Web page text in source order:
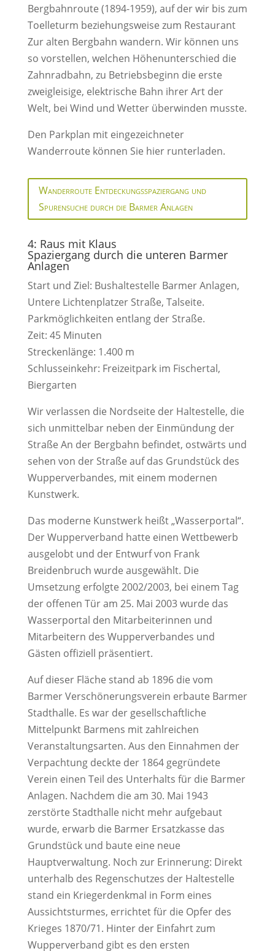
Bergbahnroute (1894-1959), auf der wir bis zum
Toelleturm beziehungsweise zum Restaurant
Zur alten Bergbahn wandern. Wir können uns
so vorstellen, welchen Höhenunterschied die
Zahnradbahn, zu Betriebsbeginn die erste
zweigleisige, elektrische Bahn ihrer Art der
Welt, bei Wind und Wetter überwinden musste.
Den Parkplan mit eingezeichneter
Wanderroute können Sie hier runterladen.
Wanderroute Entdeckungsspaziergang und
Spurensuche durch die Barmer Anlagen
4: Raus mit Klaus
Spaziergang durch die unteren Barmer
Anlagen
Start und Ziel: Bushaltestelle Barmer Anlagen,
Untere Lichtenplatzer Straße, Talseite.
Parkmöglichkeiten entlang der Straße.
Zeit: 45 Minuten
Streckenlänge: 1.400 m
Schlusseinkehr: Freizeitpark im Fischertal,
Biergarten
Wir verlassen die Nordseite der Haltestelle, die
sich unmittelbar neben der Einmündung der
Straße An der Bergbahn befindet, ostwärts und
sehen von der Straße auf das Grundstück des
Wupperverbandes, mit einem modernen
Kunstwerk.
Das moderne Kunstwerk heißt „Wasserportal“.
Der Wupperverband hatte einen Wettbewerb
ausgelobt und der Entwurf von Frank
Breidenbruch wurde ausgewählt. Die
Umsetzung erfolgte 2002/2003, bei einem Tag
der offenen Tür am 25. Mai 2003 wurde das
Wasserportal den Mitarbeiterinnen und
Mitarbeitern des Wupperverbandes und
Gästen offiziell präsentiert.
Auf dieser Fläche stand ab 1896 die vom
Barmer Verschönerungsverein erbaute Barmer
Stadthalle. Es war der gesellschaftliche
Mittelpunkt Barmens mit zahlreichen
Veranstaltungsarten. Aus den Einnahmen der
Verpachtung deckte der 1864 gegründete
Verein einen Teil des Unterhalts für die Barmer
Anlagen. Nachdem die am 30. Mai 1943
zerstörte Stadthalle nicht mehr aufgebaut
wurde, erwarb die Barmer Ersatzkasse das
Grundstück und baute eine neue
Hauptverwaltung. Noch zur Erinnerung: Direkt
unterhalb des Regenschutzes der Haltestelle
stand ein Kriegerdenkmal in Form eines
Aussichtsturmes, errichtet für die Opfer des
Krieges 1870/71. Hinter der Einfahrt zum
Wupperverband gibt es den ersten